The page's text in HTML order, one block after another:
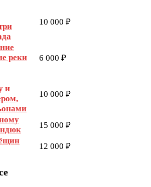
10 000 ₽
реки
6 000 ₽
и
10 000 ₽
15 000 ₽
12 000 ₽